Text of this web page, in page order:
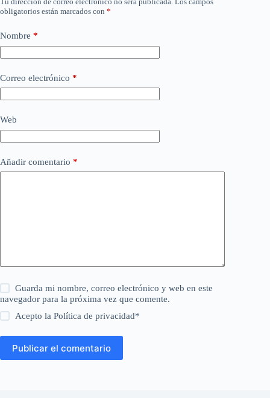
obligatorios están marcados con *
Nombre *
Correo electrónico *
Web
Añadir comentario *
Guarda mi nombre, correo electrónico y web en este
navegador para la próxima vez que comente.
Acepto laPolítica de privacidad*
Publicar el comentario